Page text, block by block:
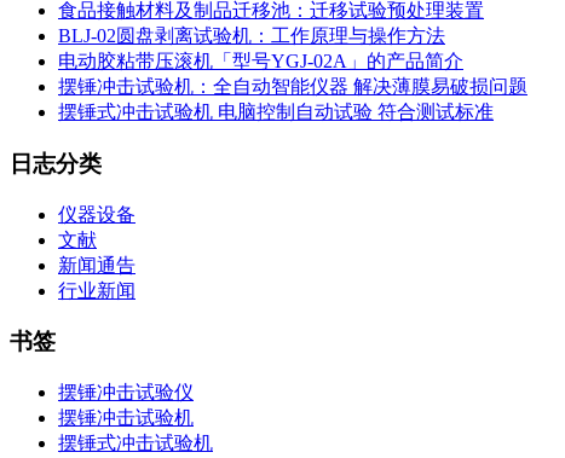
食品接触材料及制品迁移池：迁移试验预处理装置
BLJ-02圆盘剥离试验机：工作原理与操作方法
电动胶粘带压滚机「型号YGJ-02A」的产品简介
摆锤冲击试验机：全自动智能仪器 解决薄膜易破损问题
摆锤式冲击试验机 电脑控制自动试验 符合测试标准
日志分类
仪器设备
文献
新闻通告
行业新闻
书签
摆锤冲击试验仪
摆锤冲击试验机
摆锤式冲击试验机